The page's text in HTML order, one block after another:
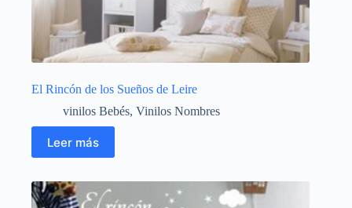
El Rincón de los Sueños de Leire
vinilos Bebés, Vinilos Nombres
Leer más